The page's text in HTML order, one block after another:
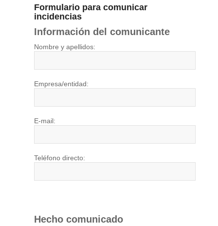
Formulario para comunicar
incidencias
Información del comunicante
Nombre y apellidos:
Empresa/entidad:
E-mail:
Teléfono directo:
Hecho comunicado